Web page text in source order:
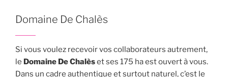
Domaine De Chalès
Si vous voulez recevoir vos collaborateurs autrement,
le Domaine De Chalèset ses 175 ha est ouvert à vous.
Dans un cadre authentique et surtout naturel, c’est le